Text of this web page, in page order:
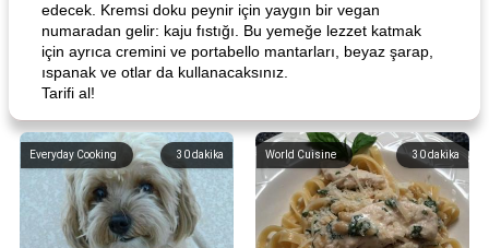
edecek. Kremsi doku peynir için yaygın bir vegan
numaradan gelir: kaju fıstığı. Bu yemeğe lezzet katmak
için ayrıca cremini ve portabello mantarları, beyaz şarap,
ıspanak ve otlar da kullanacaksınız.
Tarifi al!
30dakika
Everyday Cooking 30dakika
World Cuisine